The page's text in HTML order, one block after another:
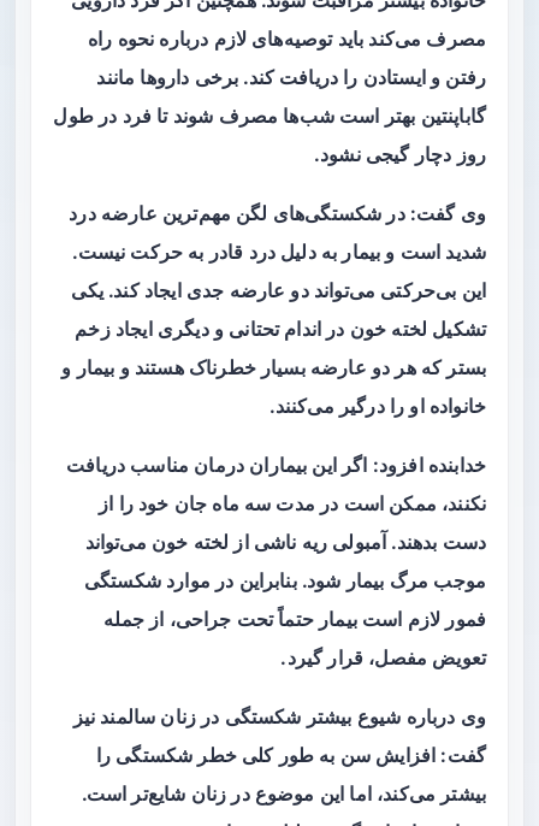
مصرف می‌کند باید توصیه‌های لازم درباره نحوه راه
رفتن و ایستادن را دریافت کند. برخی داروها مانند
گاباپنتین بهتر است شب‌ها مصرف شوند تا فرد در طول
روز دچار گیجی نشود.
وی گفت: در شکستگی‌های لگن مهم‌ترین عارضه درد
شدید است و بیمار به دلیل درد قادر به حرکت نیست.
این بی‌حرکتی می‌تواند دو عارضه جدی ایجاد کند. یکی
تشکیل لخته خون در اندام تحتانی و دیگری ایجاد زخم
بستر که هر دو عارضه بسیار خطرناک هستند و بیمار و
خانواده او را درگیر می‌کنند.
خدابنده افزود: اگر این بیماران درمان مناسب دریافت
نکنند، ممکن است در مدت سه ماه جان خود را از
دست بدهند. آمبولی ریه ناشی از لخته خون می‌تواند
موجب مرگ بیمار شود. بنابراین در موارد شکستگی
فمور لازم است بیمار حتماً تحت جراحی، از جمله
تعویض مفصل، قرار گیرد.
وی درباره شیوع بیشتر شکستگی در زنان سالمند نیز
گفت: افزایش سن به‌ طور کلی خطر شکستگی را
بیشتر می‌کند، اما این موضوع در زنان شایع‌تر است.